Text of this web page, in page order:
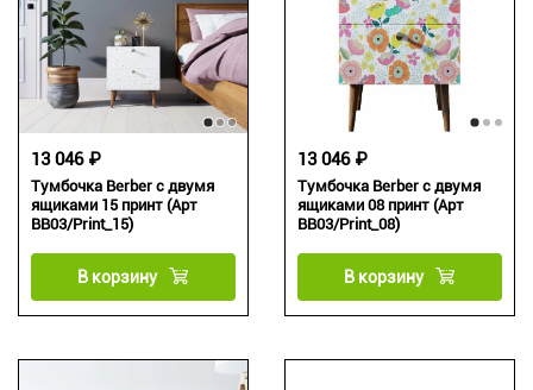
Тумбочка Berber с двумя
ящиками 15 принт (Арт
BB03/Print_15)
13 046 ₽
В корзину
Тумбочка Berber с двумя
ящиками 08 принт (Арт
BB03/Print_08)
13 046 ₽
В корзину